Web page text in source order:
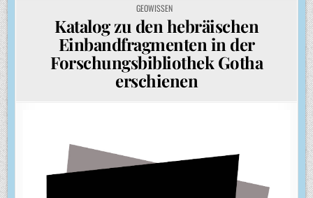
POSTED
IN
GEOWISSEN
Katalog zu den hebräischen
Einbandfragmenten in der
Forschungsbibliothek Gotha
erschienen